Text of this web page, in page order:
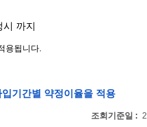
시 까지
용됩니다.
기간별 약정이율을 적용
조회기준일 :